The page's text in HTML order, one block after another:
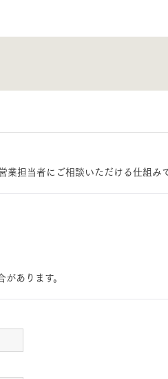
担当者にご相談いただける仕組みで
あります。